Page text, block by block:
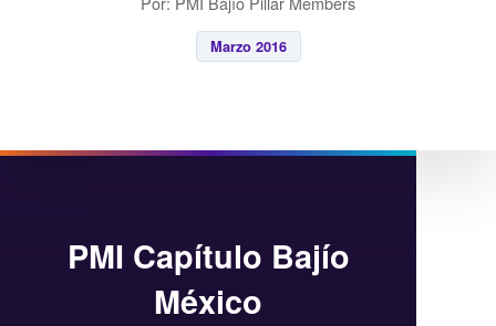
Marzo 2016
PMI Capítulo Bajío
México